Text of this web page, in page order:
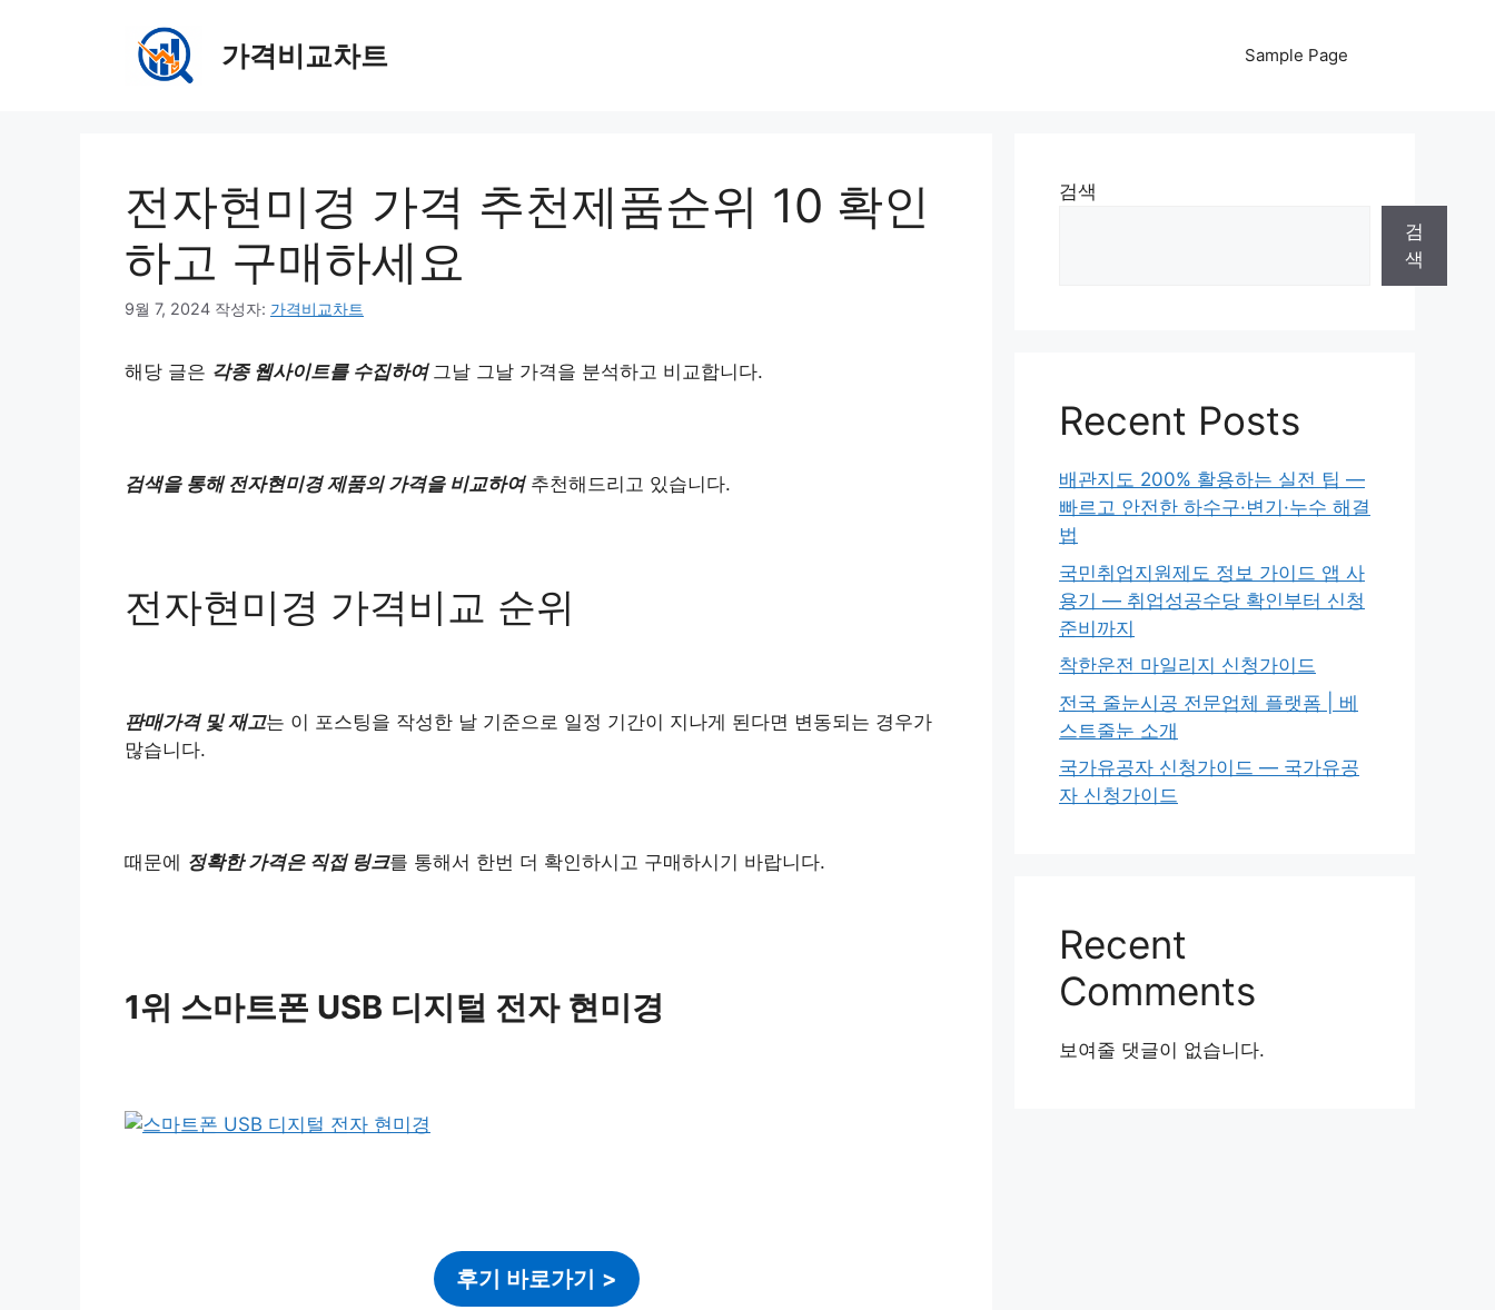
가격비교차트 Sample Page
전자현미경 가격 추천제품순위 10 확인
하고 구매하세요
9월 7, 2024 작성자: 가격비교차트
해당 글은 각종 웹사이트를 수집하여 그날 그날 가격을 분석하고 비교합니다.
검색을 통해 전자현미경 제품의 가격을 비교하여추천해드리고 있습니다.
전자현미경 가격비교 순위
판매가격 및 재고는 이 포스팅을 작성한 날 기준으로 일정 기간이 지나게 된다면 변동되는 경우가
많습니다.
때문에 정확한 가격은 직접 링크를 통해서 한번 더 확인하시고 구매하시기 바랍니다.
1위 스마트폰 USB 디지털 전자 현미경
후기 바로가기 >
검색
검
색
Recent Posts
배관지도 200% 활용하는 실전 팁 —
빠르고 안전한 하수구·변기·누수 해결
법
국민취업지원제도 정보 가이드 앱 사
용기 — 취업성공수당 확인부터 신청
준비까지
착한운전 마일리지 신청가이드
전국 줄눈시공 전문업체 플랫폼 | 베
스트줄눈 소개
국가유공자 신청가이드 — 국가유공
자 신청가이드
Recent
Comments
보여줄 댓글이 없습니다.